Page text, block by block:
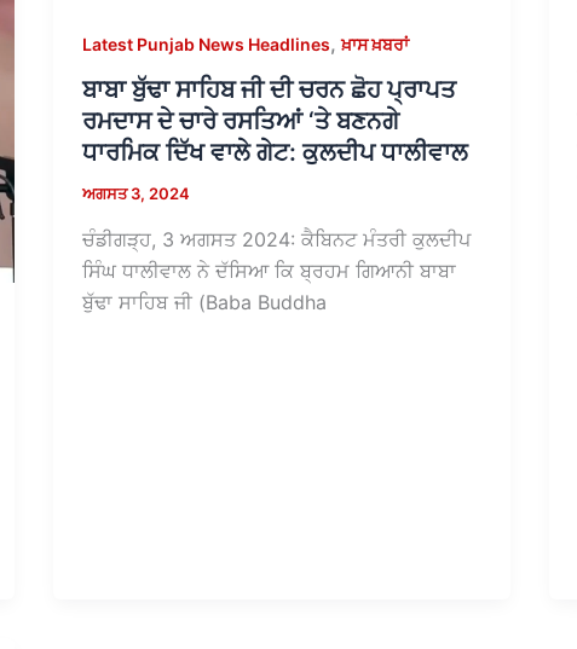
Latest Punjab News Headlines,ਖ਼ਾਸ ਖ਼ਬਰਾਂ
ਬਾਬਾ ਬੁੱਢਾ ਸਾਹਿਬ ਜੀ ਦੀ ਚਰਨ ਛੋਹ ਪ੍ਰਾਪਤ
ਰਮਦਾਸ ਦੇ ਚਾਰੇ ਰਸਤਿਆਂ ‘ਤੇ ਬਣਨਗੇ
ਧਾਰਮਿਕ ਦਿੱਖ ਵਾਲੇ ਗੇਟ: ਕੁਲਦੀਪ ਧਾਲੀਵਾਲ
ਅਗਸਤ 3, 2024
ਚੰਡੀਗੜ੍ਹ, 3 ਅਗਸਤ 2024: ਕੈਬਿਨਟ ਮੰਤਰੀ ਕੁਲਦੀਪ
ਸਿੰਘ ਧਾਲੀਵਾਲ ਨੇ ਦੱਸਿਆ ਕਿ ਬ੍ਰਹਮ ਗਿਆਨੀ ਬਾਬਾ
ਬੁੱਢਾ ਸਾਹਿਬ ਜੀ (Baba Buddha